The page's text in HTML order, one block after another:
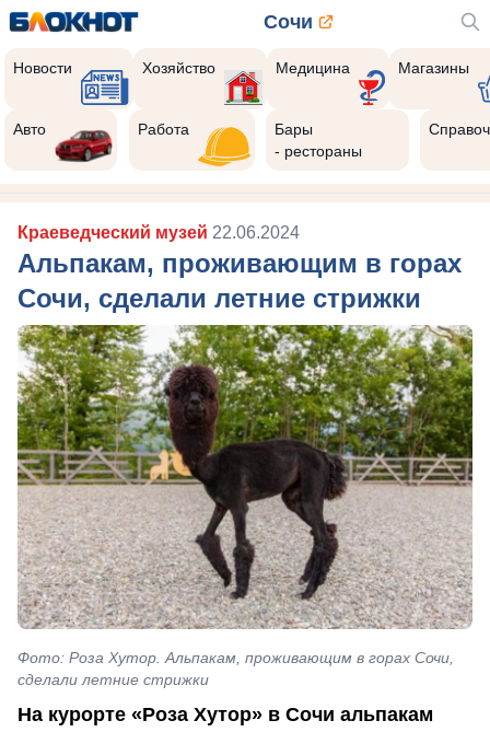
Сочи
Новости Хозяйство Медицина Магазины
Авто Работа
Бары
- рестораны
Краеведческий музей 22.06.2024
Альпакам, проживающим в горах
Сочи, сделали летние стрижки
Фото: Роза Хутор. Альпакам, проживающим в горах Сочи,
сделали летние стрижки
На курорте «Роза Хутор» в Сочи альпакам